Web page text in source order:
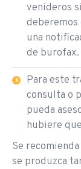
venideros
deberemos
una
de burofax.
Para este
consulta o
pueda
hubiere
Se
se produzca